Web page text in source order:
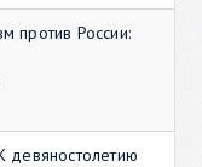
против России:
девяностолетию